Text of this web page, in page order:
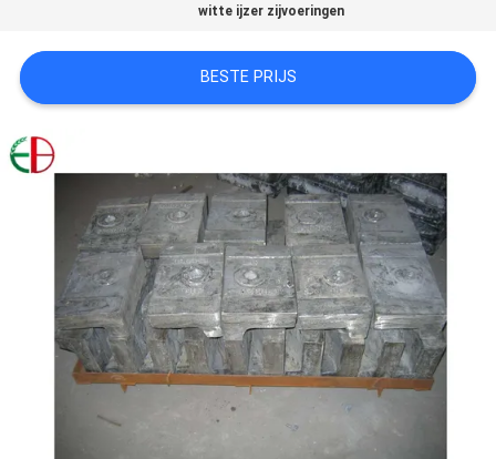
SITEMAP
PRIVACYBELEID
witte ijzer zijvoeringen
BESTE PRIJS